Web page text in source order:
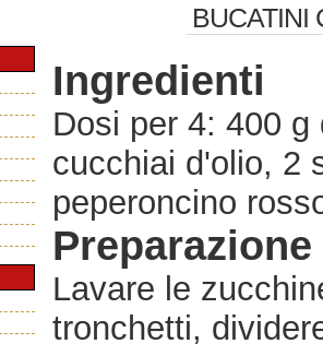
BUCATINI
Ingredienti
Dosi per 4: 400
cucchiai d'olio, 2
peperoncino
Preparazione
Lavare le
tronchetti,